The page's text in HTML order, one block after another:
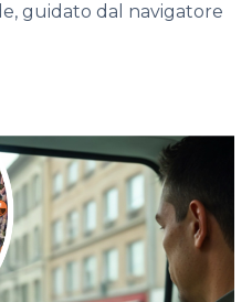
guidato dal navigatore